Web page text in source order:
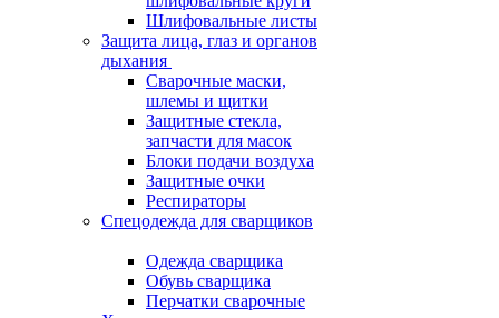
Шлифовальные листы
Защита лица, глаз и органов
дыхания
Сварочные маски,
шлемы и щитки
Защитные стекла,
запчасти для масок
Блоки подачи воздуха
Защитные очки
Респираторы
Спецодежда для сварщиков
Одежда сварщика
Обувь сварщика
Перчатки сварочные